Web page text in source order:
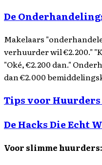
De
Makelaars
verhuurder wil €2.200."
"Oké, €2.200 dan."
dan €2.000
Tips voor
De Hacks Die Echt
Voor slimme huurders: